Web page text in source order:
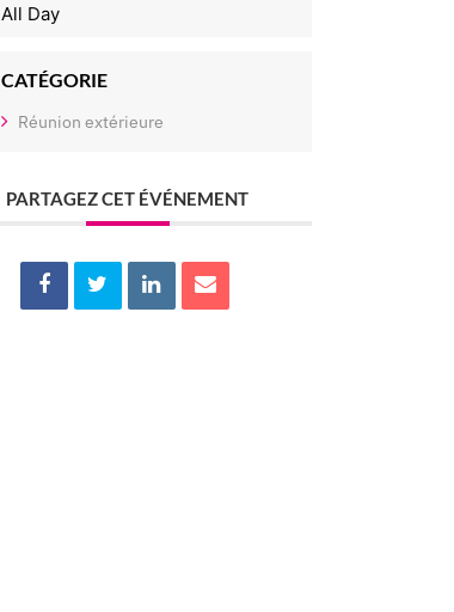
All Day
CATÉGORIE
Réunion extérieure
PARTAGEZ CET ÉVÉNEMENT